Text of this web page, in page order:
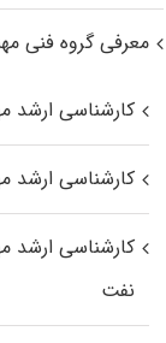
معرفی گروه فنی
کارشناسی ارشد
کارشناسی ارشد
کارشناسی ارشد
نفت